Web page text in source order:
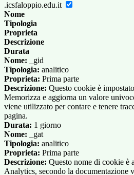
.icsfaloppio.edu.it
Nome
Tipologia
Proprieta
Descrizione
Durata
Nome: _gid
Tipologia: analitico
Proprieta: Prima parte
Descrizione: Questo cookie è
Memorizza e aggiorna un valore
viene utilizzato per contare e tenere
pagina.
Durata: 1 giorno
Nome: _gat
Tipologia: analitico
Proprieta: Prima parte
Descrizione: Questo nome di cookie è
Analytics, secondo la documentazione